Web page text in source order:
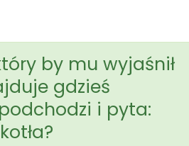
by mu wyjaśnił
gdzieś
i pyta: